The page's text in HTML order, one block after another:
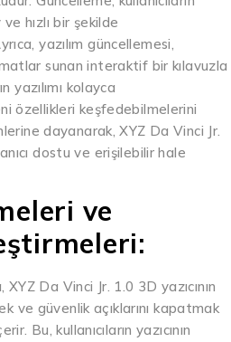
ve hızlı bir şekilde
yazılım güncellemesi,
sunan interaktif bir kılavuzla
yazılımı kolayca
özellikleri keşfedebilmelerini
dayanarak, XYZ Da Vinci Jr.
dostu ve erişilebilir hale
ve
XYZ Da Vinci Jr. 1.0 3D yazıcının
ve güvenlik açıklarını kapatmak
Bu, kullanıcıların yazıcının